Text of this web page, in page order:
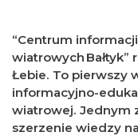
“Centrum
wiatrowych Bałtyk”
Łebie. To pierwszy
informacyjno-
wiatrowej. Jednym
szerzenie wiedzy